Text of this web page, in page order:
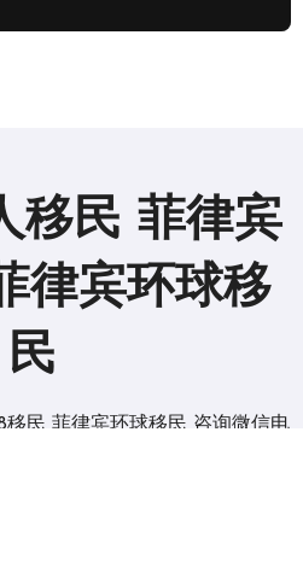
移民 菲律宾
律宾环球移
民
民 菲律宾环球移民 咨询微信电